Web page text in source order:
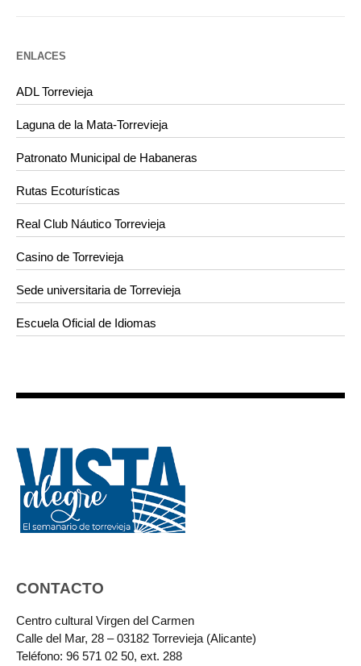
ENLACES
ADL Torrevieja
Laguna de la Mata-Torrevieja
Patronato Municipal de Habaneras
Rutas Ecoturísticas
Real Club Náutico Torrevieja
Casino de Torrevieja
Sede universitaria de Torrevieja
Escuela Oficial de Idiomas
CONTACTO
Centro cultural Virgen del Carmen
Calle del Mar, 28 – 03182 Torrevieja (Alicante)
Teléfono: 96 571 02 50, ext. 288